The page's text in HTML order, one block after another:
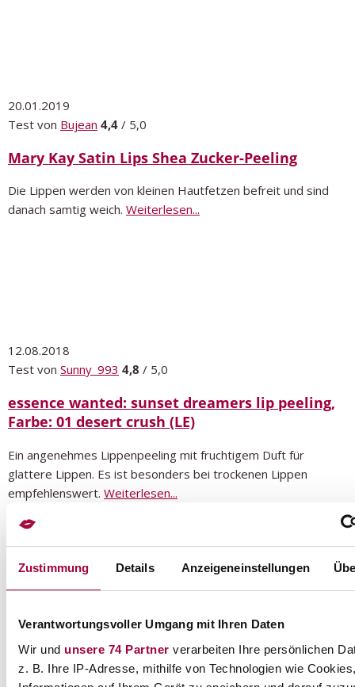
Zustimmung Details Anzeigeneinstellungen
Verantwortungsvoller Umgang mit Ihren Daten
Wir und unsere 74 Partner verarbeiten Ihre persönlichen
z. B. Ihre IP-Adresse, mithilfe von Technologien wie
20.01.2019
Test von Bujean 4,4 / 5,0
Mary Kay Satin Lips Shea Zucker-Peeling
Die Lippen werden von kleinen Hautfetzen befreit und sind
danach samtig weich. Weiterlesen...
12.08.2018
Test von Sunny_993 4,8 / 5,0
essence wanted: sunset dreamers lip peeling,
Farbe: 01 desert crush (LE)
Ein angenehmes Lippenpeeling mit fruchtigem Duft für
glattere Lippen. Es ist besonders bei trockenen Lippen
empfehlenswert. Weiterlesen...
19.01.2018
Test von Zanzy 5,0/ 5,0